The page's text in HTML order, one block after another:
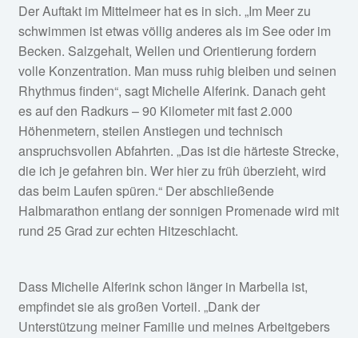
Der Auftakt im Mittelmeer hat es in sich. „Im Meer zu
schwimmen ist etwas völlig anderes als im See oder im
Becken. Salzgehalt, Wellen und Orientierung fordern
volle Konzentration. Man muss ruhig bleiben und seinen
Rhythmus finden“, sagt Michelle Alferink. Danach geht
es auf den Radkurs – 90 Kilometer mit fast 2.000
Höhenmetern, steilen Anstiegen und technisch
anspruchsvollen Abfahrten. „Das ist die härteste Strecke,
die ich je gefahren bin. Wer hier zu früh überzieht, wird
das beim Laufen spüren.“ Der abschließende
Halbmarathon entlang der sonnigen Promenade wird mit
rund 25 Grad zur echten Hitzeschlacht.
Dass Michelle Alferink schon länger in Marbella ist,
empfindet sie als großen Vorteil. „Dank der
Unterstützung meiner Familie und meines Arbeitgebers